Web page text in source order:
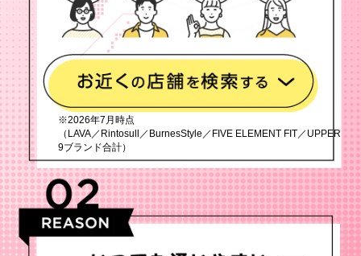
※2026年7月時点
（LAVA／Rintosull／BurnesStyle／FIVE ELEMENT FIT／UPPER
9ブランド合計）